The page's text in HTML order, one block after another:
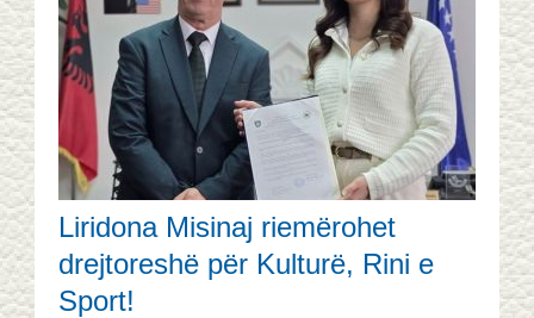
Liridona Misinaj riemërohet
drejtoreshë për Kulturë, Rini e
Sport!